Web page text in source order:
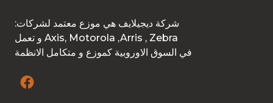
:شركة ديجيلايف هي موزع معتمد لشركات
و تعمل Axis, Motorola ,Arris , Zebra
في السوق الاوروبية كموزع و متكامل الانظمة